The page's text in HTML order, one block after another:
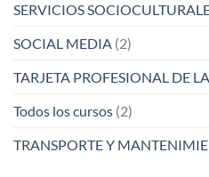
SERVICIOS
SOCIAL MEDIA (2)
TARJETA PROFESIONAL DE
Todos los cursos (2)
TRANSPORTE Y